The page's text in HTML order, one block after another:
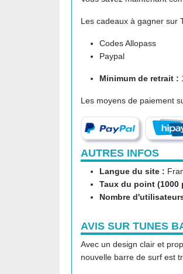
Les cadeaux à gagner sur
Codes Allopass
Paypal
Minimum de retrait :
Les moyens de paiement
AUTRES INFOS
Langue du site :
Taux du point (1000
Nombre
AVIS SUR TUNES
Avec un design clair et
nouvelle barre de surf est